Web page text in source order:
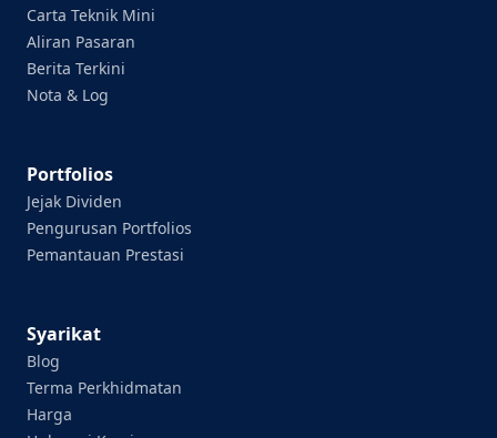
Carta Teknik Mini
Aliran Pasaran
Berita Terkini
Nota & Log
Portfolios
Jejak Dividen
Pengurusan Portfolios
Pemantauan Prestasi
Syarikat
Blog
Terma Perkhidmatan
Harga